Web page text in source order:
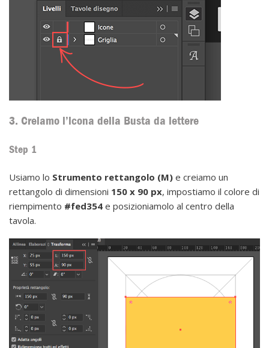
3. Creiamo l’icona della Busta da lettere
Step 1
Usiamo lo Strumento rettangolo (M) e creiamo un
rettangolo di dimensioni 150 x 90 px, impostiamo il colore di
riempimento #fed354 e posizioniamolo al centro della
tavola.